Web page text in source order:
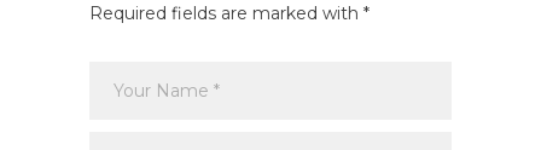
Required fields are marked with *